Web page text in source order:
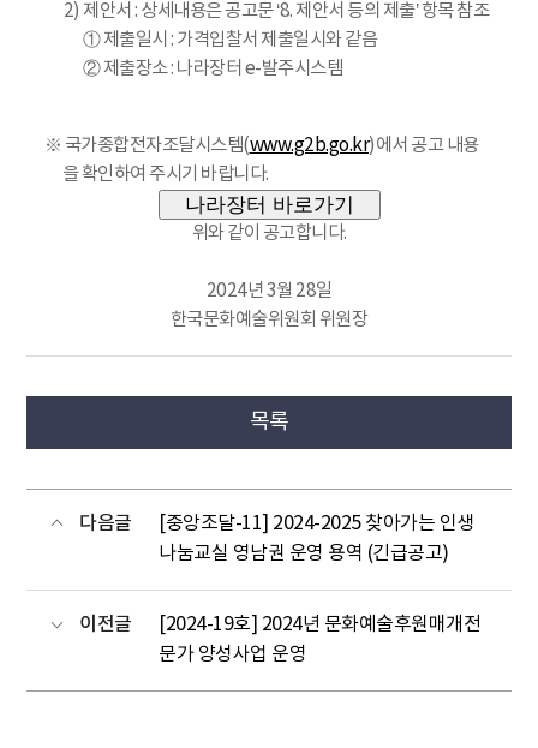
2) 제안서 : 상세내용은 공고문 ‘8. 제안서 등의 제출’ 항목 참조
① 제출일시 : 가격입찰서 제출일시와 같음
② 제출장소 : 나라장터 e-발주시스템
※ 국가종합전자조달시스템(www.g2b.go.kr)에서 공고 내용
을 확인하여 주시기 바랍니다.
나라장터 바로가기
위와 같이 공고합니다.
2024년 3월 28일
한국문화예술위원회 위원장
목록
다음글
[중앙조달-11] 2024-2025 찾아가는 인생
나눔교실 영남권 운영 용역 (긴급공고)
이전글
[2024-19호] 2024년 문화예술후원매개전
문가 양성사업 운영